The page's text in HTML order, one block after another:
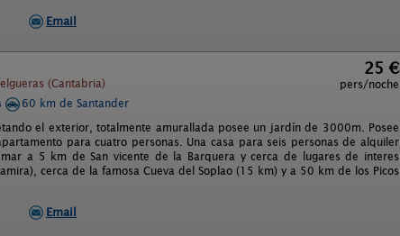
Email
(Cantabria)
25 €
pers/noche
60 km de Santander
el exterior, totalmente amurallada posee un jardín de 3000m. Posee
para cuatro personas. Una casa para seis personas de alquiler
a 5 km de San vicente de la Barquera y cerca de lugares de interes
cerca de la famosa Cueva del Soplao (15 km) y a 50 km de los Picos
Email